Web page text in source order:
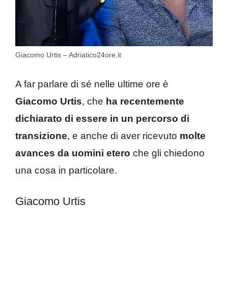
Giacomo Urtis – Adriatico24ore.it
A far parlare di sé nelle ultime ore è
Giacomo Urtis, che ha recentemente
dichiarato di essere in un percorso di
transizione, e anche di aver ricevuto molte
avances da uomini etero che gli chiedono
una cosa in particolare.
Giacomo Urtis